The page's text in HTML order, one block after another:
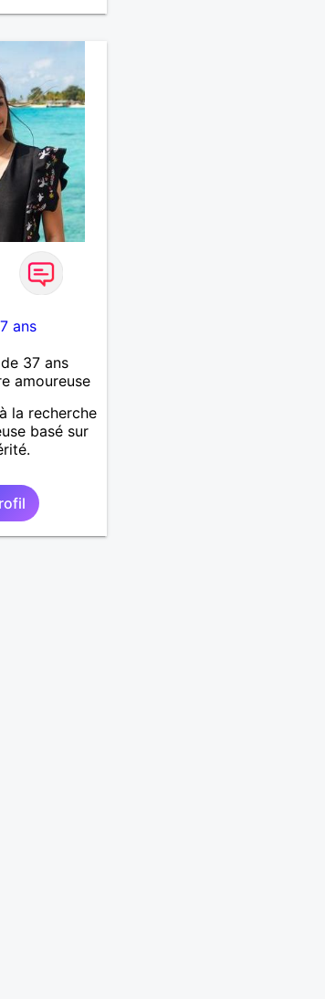
ans
37 ans
amoureuse
la recherche
basé sur